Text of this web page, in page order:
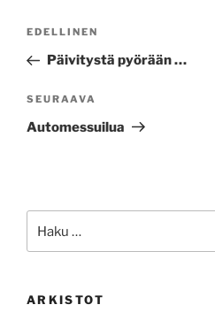
Edellinen
artikkeli
EDELLINEN
Päivitystä pyörään …
Seuraava
artikkeli
SEURAAVA
Automessuilua
ARKISTOT